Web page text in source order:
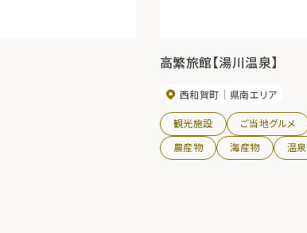
高繁旅館【湯川温泉】
西和賀町 県南エリア
観光施設 ご当地グルメ
農産物
海産物 温泉